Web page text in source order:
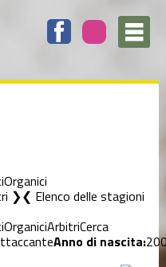
Organici
❯ Elenco delle stagioni
OrganiciArbitriCerca
Anno di nascita: